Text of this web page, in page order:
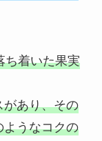
ち着いた果実
があり、その
ようなコクの